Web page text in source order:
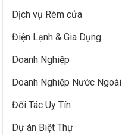
Dịch vụ Rèm cửa
Điện Lạnh & Gia Dụng
Doanh Nghiệp
Doanh Nghiệp Nước Ngoài
Đối Tác Uy Tín
Dự án Biệt Thự